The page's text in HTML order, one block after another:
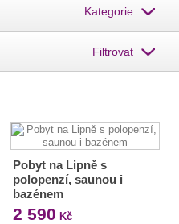
Kategorie
Filtrovat
Pobyt na Lipně s
polopenzí, saunou i
bazénem
2 590 Kč